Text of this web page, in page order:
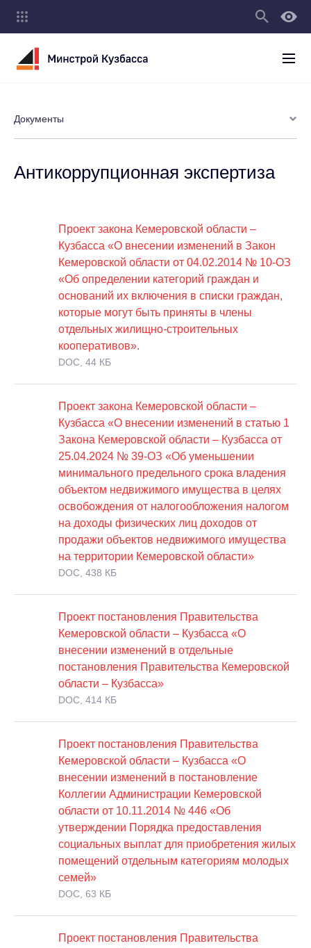
Антикоррупционная экспертиза
Проект закона Кемеровской области –
Кузбасса «О внесении изменений в Закон
Кемеровской области от 04.02.2014 № 10-ОЗ
«Об определении категорий граждан и
оснований их включения в списки граждан,
которые могут быть приняты в члены
отдельных жилищно-строительных
кооперативов».
DOC, 44 КБ
Проект закона Кемеровской области –
Кузбасса «О внесении изменений в статью 1
Закона Кемеровской области – Кузбасса от
25.04.2024 № 39-ОЗ «Об уменьшении
минимального предельного срока владения
объектом недвижимого имущества в целях
освобождения от налогообложения налогом
на доходы физических лиц доходов от
продажи объектов недвижимого имущества
на территории Кемеровской области»
DOC, 438 КБ
Проект постановления Правительства
Кемеровской области – Кузбасса «О
внесении изменений в отдельные
постановления Правительства Кемеровской
области – Кузбасса»
DOC, 414 КБ
Проект постановления Правительства
Кемеровской области – Кузбасса «О
внесении изменений в постановление
Коллегии Администрации Кемеровской
области от 10.11.2014 № 446 «Об
утверждении Порядка предоставления
социальных выплат для приобретения жилых
помещений отдельным категориям молодых
семей»
DOC, 63 КБ
Проект постановления Правительства
Документы